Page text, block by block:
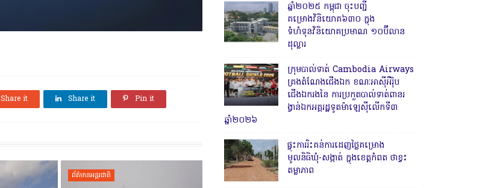
Share it Share it Pin it
ព័ត៌មានអន្តរជាតិ
ឆ្នាំ២០២៥ កម្ពុជា ចុះបញ្ជី
គម្រោងវិនិយោគ៦៣០ ក្នុង
ទំហំទុនវិនិយោគប្រមាណ ១០ប៊ីលាន
ដុល្លារ
ក្រុមបាល់ទាត់ Cambodia Airways
គ្រងតំណែងជើងឯក ខណៈអាស៊ីអឺរ៉ុប
ជើងឯករងនៃ ការប្រកួតបាល់ទាត់ពានរ
ង្វាន់ឯកអគ្គរដ្ឋទូតម៉ាឡេស៊ីលើកទី៣
ឆ្នាំ២០២៦
ផ្ទុះការរិះគន់ការដេញថ្លៃគម្រោង
មូលនិធិឃុំ-សង្កាត់ ក្នុងខេត្តកំពត ថាខ្វះ
តម្លាភាព